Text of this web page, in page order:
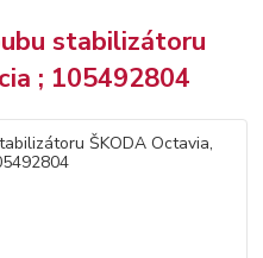
stabilizátoru
; 105492804